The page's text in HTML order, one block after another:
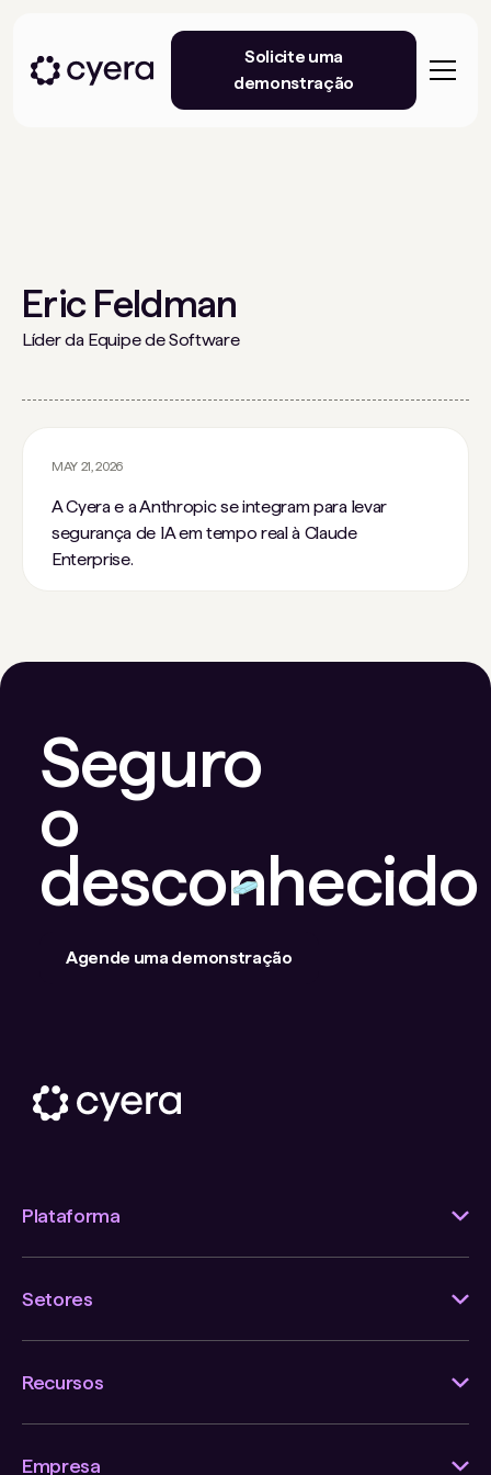
Solicite uma
demonstração
Eric Feldman
Líder da Equipe de Software
MAY 21, 2026
A Cyera e a Anthropic se integram para levar
segurança de IA em tempo real à Claude
Enterprise.
Seguro
o
desconhecido
Agende uma demonstração
Plataforma
Setores
Recursos
Empresa